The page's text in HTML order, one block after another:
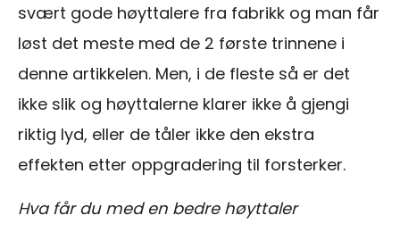
svært gode høyttalere fra fabrikk og man får
løst det meste med de 2 første trinnene i
denne artikkelen. Men, i de fleste så er det
ikke slik og høyttalerne klarer ikke å gjengi
riktig lyd, eller de tåler ikke den ekstra
effekten etter oppgradering til forsterker.
Hva får du med en bedre høyttaler